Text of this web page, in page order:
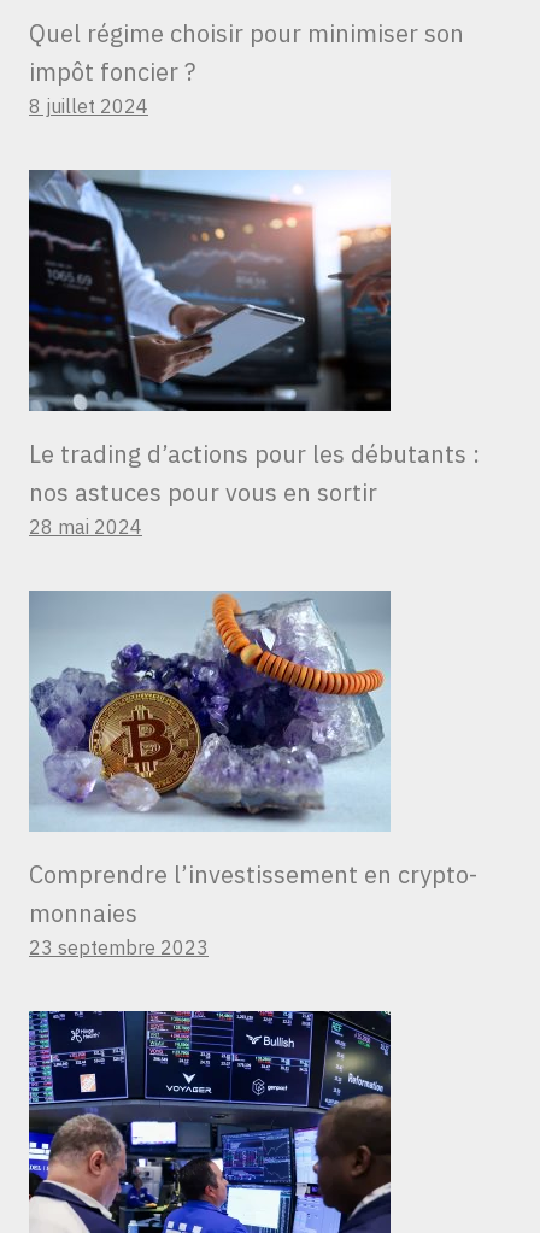
Quel régime choisir pour minimiser son
impôt foncier ?
8 juillet 2024
Le trading d’actions pour les débutants :
nos astuces pour vous en sortir
28 mai 2024
Comprendre l’investissement en crypto-
monnaies
23 septembre 2023